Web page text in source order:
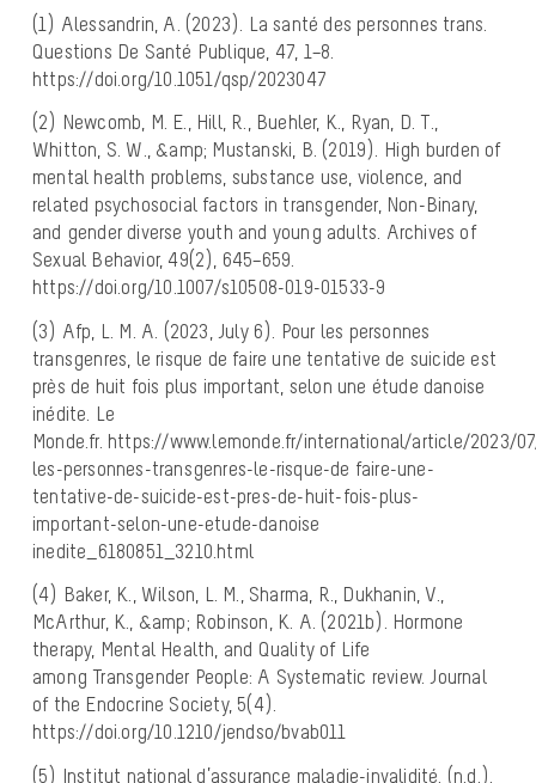
(1) Alessandrin, A. (2023). La santé des personnes trans.
Questions De Santé Publique, 47, 1–8.
https://doi.org/10.1051/qsp/2023047
(2) Newcomb, M. E., Hill, R., Buehler, K., Ryan, D. T.,
Whitton, S. W., &amp; Mustanski, B. (2019). High burden of
mental health problems, substance use, violence, and
related psychosocial factors in transgender, Non-Binary,
and gender diverse youth and young adults. Archives of
Sexual Behavior, 49(2), 645–659.
https://doi.org/10.1007/s10508-019-01533-9
(3) Afp, L. M. A. (2023, July 6). Pour les personnes
transgenres, le risque de faire une tentative de suicide est
près de huit fois plus important, selon une étude danoise
inédite. Le
Monde.fr. https://www.lemonde.fr/international/article/2023/
les-personnes-transgenres-le-risque-de faire-une-
tentative-de-suicide-est-pres-de-huit-fois-plus-
important-selon-une-etude-danoise
inedite_6180851_3210.html
(4) Baker, K., Wilson, L. M., Sharma, R., Dukhanin, V.,
McArthur, K., &amp; Robinson, K. A. (2021b). Hormone
therapy, Mental Health, and Quality of Life
among Transgender People: A Systematic review. Journal
of the Endocrine Society, 5(4).
https://doi.org/10.1210/jendso/bvab011
(5) Institut national d’assurance maladie-invalidité. (n.d.).